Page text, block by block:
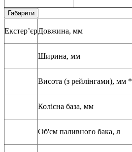
Габарити
Екстер’єрДовжина, мм
Ширина, мм
Висота (з рейлінгами), мм *
Колісна база, мм
Об'єм паливного бака, л